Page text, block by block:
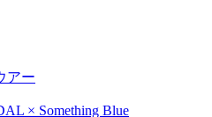
アー
× Something Blue